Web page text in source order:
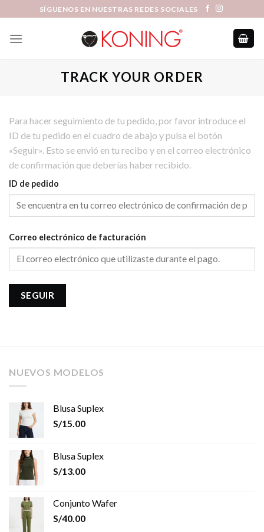
content
SÍGUENOS EN NUESTRAS REDES SOCIALES
TRACK YOUR ORDER
Para hacer seguimiento de tu pedido, por favor introduce el
ID de tu pedido en el cuadro de abajo y pulsa el botón
«Seguir». Esto se envió en tu recibo y en el correo electrónico
de confirmación que deberías haber recibido.
ID de pedido
Correo electrónico de facturación
SEGUIR
NUEVOS MODELOS
Blusa Suplex
S/15.00
Blusa Suplex
S/13.00
Conjunto Wafer
S/40.00